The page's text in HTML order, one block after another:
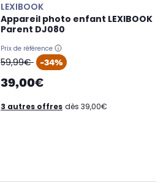
LEXIBOOK
Appareil photo enfant LEXIBOOK
Parent DJ080
Prix de référence
oldPrice
59,99€ -34%
39,00€
3 autres offres dès 39,00€